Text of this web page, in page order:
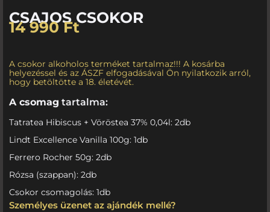
CSAJOS CSOKOR
14 990Ft
A csokor alkoholos terméket tartalmaz!!! A kosárba
helyezéssel és az ÁSZF elfogadásával Ön nyilatkozik arról,
hogy betöltötte a 18. életévét.
A csomag tartalma:
Tatratea Hibiscus + Vöröstea 37% 0,04l: 2db
Lindt Excellence Vanilla 100g: 1db
Ferrero Rocher 50g: 2db
Rózsa (szappan): 2db
Csokor csomagolás: 1db
Személyes üzenet az ajándék mellé?